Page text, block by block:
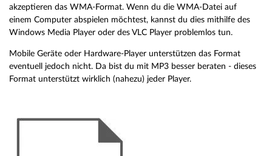
akzeptieren das WMA-Format. Wenn du die WMA-Datei auf
einem Computer abspielen möchtest, kannst du dies mithilfe des
Windows Media Player oder des VLC Player problemlos tun.
Mobile Geräte oder Hardware-Player unterstützen das Format
eventuell jedoch nicht. Da bist du mit MP3 besser beraten - dieses
Format unterstützt wirklich (nahezu) jeder Player.